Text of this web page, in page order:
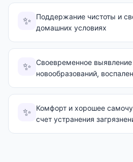
✨
Поддержание чистоты и
домашних условиях
✨ Своевременное
новообразований,
✨
Комфорт и хорошее
счет устранения